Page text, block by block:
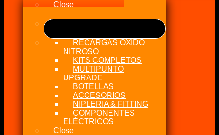
Close
RECARGAS OXIDO
NITROSO
KITS COMPLETOS
MULTIPUNTO
UPGRADE
BOTELLAS
ACCESORIOS
NIPLERIA & FITTING
COMPONENTES
ELÉCTRICOS
Close